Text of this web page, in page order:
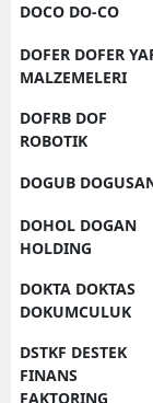
DOCO DO-CO
DOFER DOFER
MALZEMELERI
DOFRB DOF
ROBOTIK
DOGUB
DOHOL DOGAN
HOLDING
DOKTA DOKTAS
DOKUMCULUK
DSTKF DESTEK
FINANS
FAKTORING